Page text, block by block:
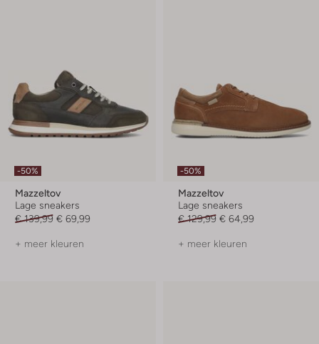
-50%
Mazzeltov
Lage sneakers
€ 139,99 € 69,99
+ meer kleuren
-50%
Mazzeltov
Lage sneakers
€ 129,99 € 64,99
+ meer kleuren